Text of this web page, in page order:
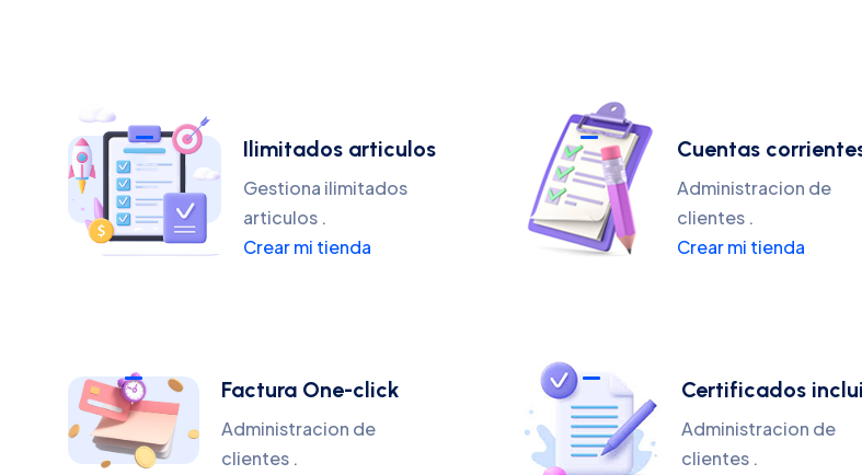
Ilimitados articulos
Gestiona ilimitados
articulos .
Crear mi tienda
Cuentas
Administracion de
clientes .
Crear mi tienda
Factura One-click
Administracion de
clientes .
Certificados
Administracion de
clientes .